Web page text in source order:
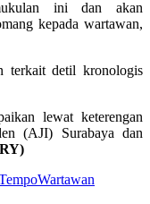
ini dan akan
kepada wartawan,
terkait detil kronologis
lewat keterengan
(AJI) Surabaya dan
Wartawan